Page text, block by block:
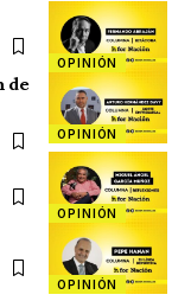
OPINIÓN
OPINIÓN
de
OPINIÓN
OPINIÓN